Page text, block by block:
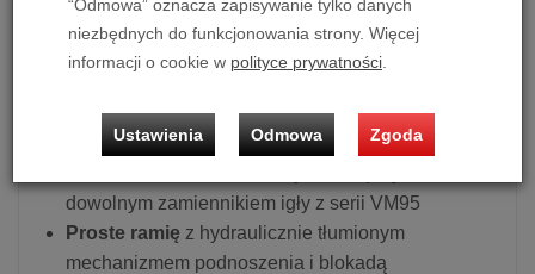
paskowym
Obsługa dwóch prędkości obrotu płyty:
Wbudowany moduł
Bluetooth 5.2
z obsługą
kodekaaptX
dowolnym zamiennikiem igły z serii VM95
Proste ramię z hydraulicznie tłumionym
mechanizmem podnoszenia i blokadą
“Odmowa” oznacza zapisywanie tylko danych
niezbędnych do funkcjonowania strony. Więcej
informacji o cookie w polityce prywatności
Ustawienia Odmowa Zgoda